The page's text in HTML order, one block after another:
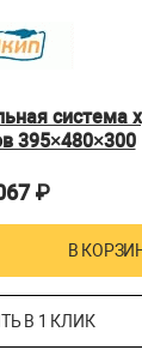
система
395×480×300
₽
В
В 1 КЛИК